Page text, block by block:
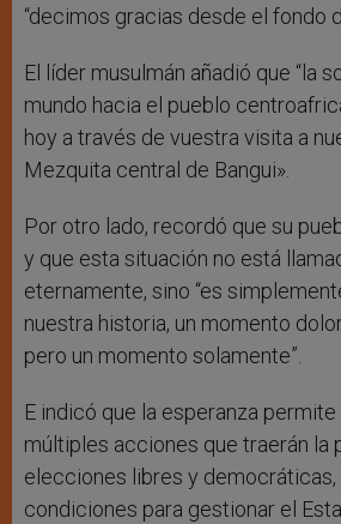
“decimos gracias desde el fondo
El líder musulmán añadió que “la
mundo hacia el pueblo
hoy a través de vuestra visita a
Mezquita central de Bangui».
Por otro lado, recordó que su
y que esta situación no está
eternamente, sino “es
nuestra historia, un momento
pero un momento solamente”.
E indicó que la esperanza
múltiples acciones que traerán la
elecciones libres y democráticas,
condiciones para gestionar el